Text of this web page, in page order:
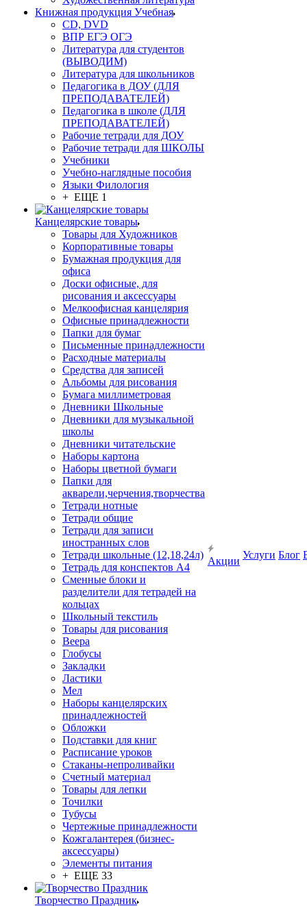
Книжная продукция Учебная
CD, DVD
ВПР ЕГЭ ОГЭ
Литература для студентов
(ВЫВОДИМ)
Литература для школьников
Педагогика в ДОУ (ДЛЯ
ПРЕПОДАВАТЕЛЕЙ)
Педагогика в школе (ДЛЯ
ПРЕПОДАВАТЕЛЕЙ)
Рабочие тетради для ДОУ
Рабочие тетради для ШКОЛЫ
Учебники
Учебно-наглядные пособия
Языки Филология
+ ЕЩЕ 1
Канцелярские товары
Товары для Художников
Корпоративные товары
Бумажная продукция для
офиса
Доски офисные, для
рисования и аксессуары
Мелкоофисная канцелярия
Офисные принадлежности
Папки для бумаг
Письменные принадлежности
Расходные материалы
Средства для записей
Альбомы для рисования
Бумага миллиметровая
Дневники Школьные
Дневники для музыкальной
школы
Дневники читательские
Наборы картона
Наборы цветной бумаги
Папки для
акварели,черчения,творчества
Тетради нотные
Тетради общие
Тетради для записи
иностранных слов
Тетради школьные (12,18,24л)
Тетрадь для конспектов А4
Сменные блоки и
разделители для тетрадей на
кольцах
Школьный текстиль
Товары для рисования
Веера
Глобусы
Закладки
Ластики
Мел
Наборы канцелярских
принадлежностей
Обложки
Подставки для книг
Расписание уроков
Стаканы-непроливайки
Счетный материал
Товары для лепки
Точилки
Тубусы
Чертежные принадлежности
Кожгалантерея (бизнес-
аксессуары)
Элементы питания
+ ЕЩЕ 33
Творчество Праздник
Акции
Услуги Блог